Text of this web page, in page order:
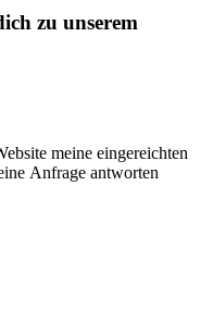
zu unserem
meine eingereichten
Anfrage antworten